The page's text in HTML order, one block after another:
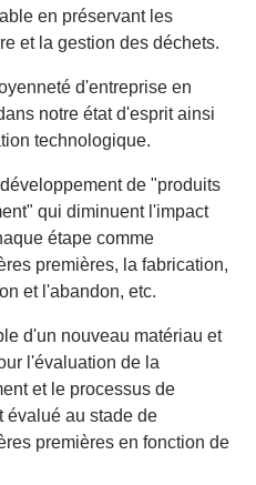
en préservant les
et la gestion des déchets.
d'entreprise en
notre état d'esprit ainsi
technologique.
de "produits
qui diminuent l'impact
étape comme
premières, la fabrication,
et l'abandon, etc.
d'un nouveau matériau et
l'évaluation de la
et le processus de
évalué au stade de
premières en fonction de